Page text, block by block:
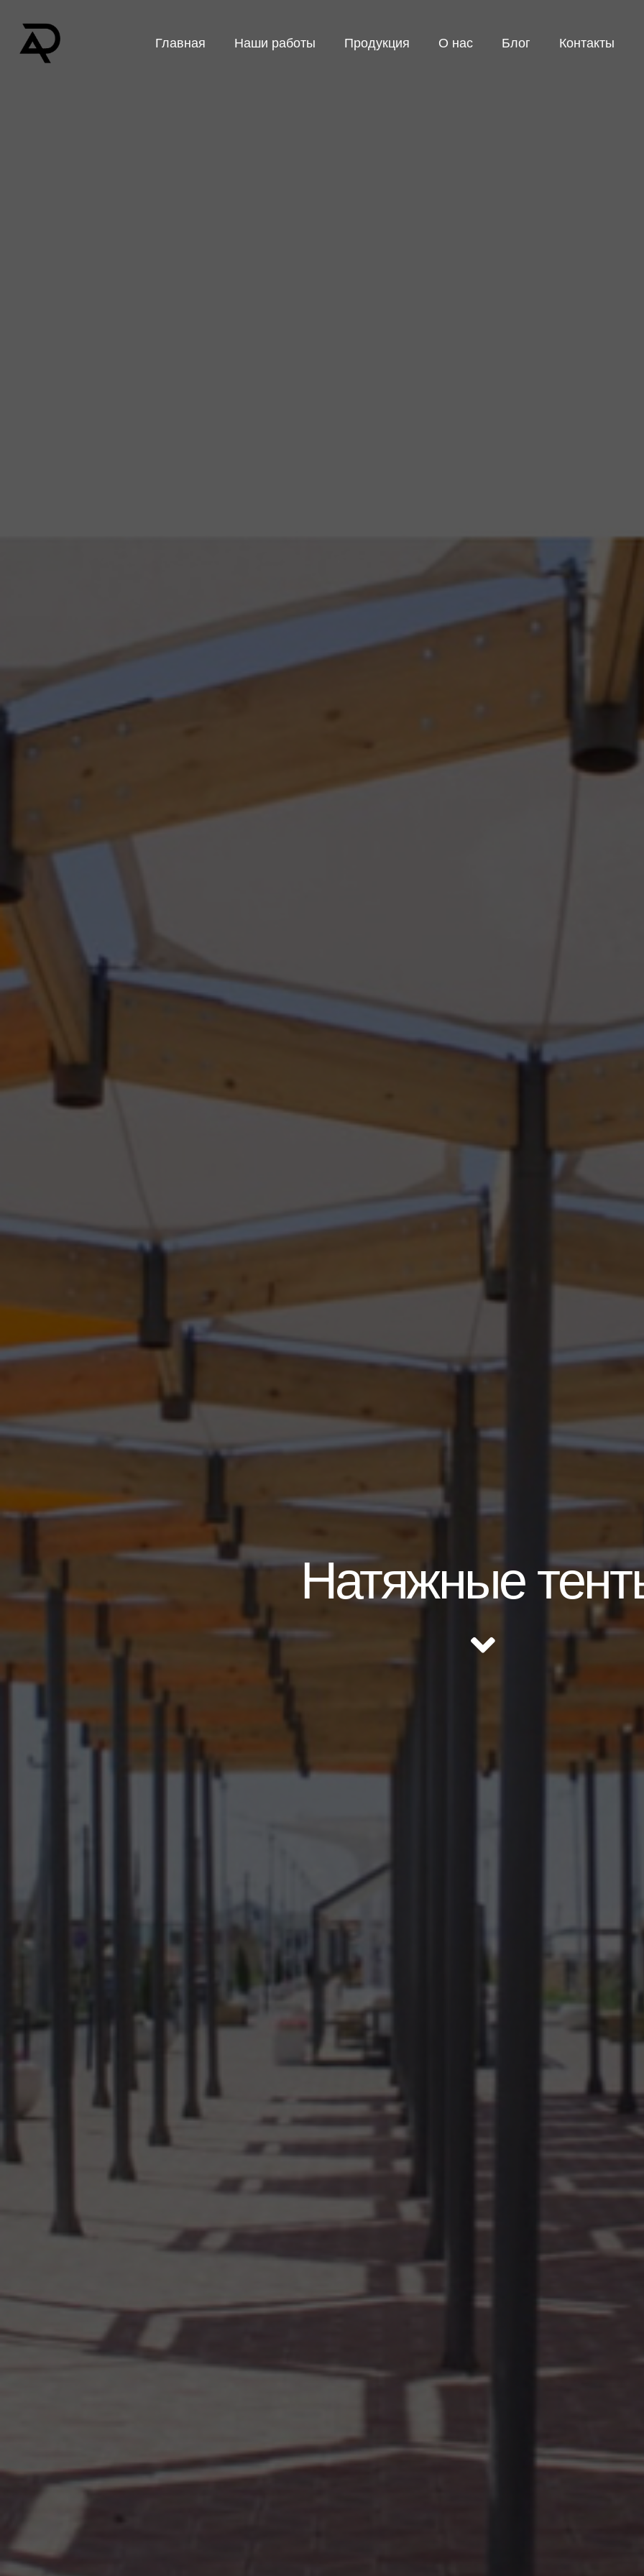
Главная Наши работы Продукция О нас Блог Контакты
Натяжные